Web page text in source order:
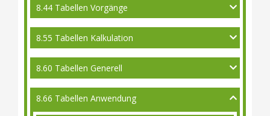
8.44 Tabellen Vorgänge
8.55 Tabellen Kalkulation
8.60 Tabellen Generell
8.66 Tabellen Anwendung